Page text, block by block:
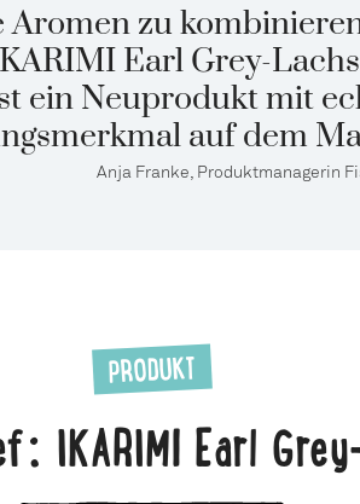
Aromen zu
Earl Grey-
ein Neuprodukt mit
auf dem
Anja Franke, Produktmanagerin
PRODUKT
IKARIMI Earl